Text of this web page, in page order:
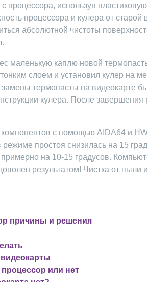
используя
процессора и кулера от
абсолютной чистоты
маленькую каплю новой
слоем и установил кулер на
термопасты на видеокарте
кулера. После завершения
с помощью AIDA64 и
простоя снизилась на 15
на 10-15 градусов.
результатом! Чистка от пыли
причины и решения
или нет